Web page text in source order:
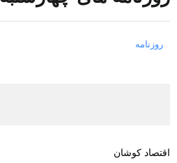
روزنامه
اقتصاد کوشان